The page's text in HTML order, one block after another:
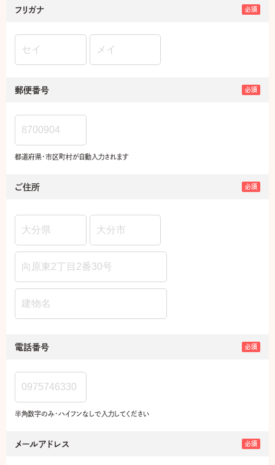
フリガナ 必須
郵便番号 必須
都道府県・市区町村が自動入力されます
ご住所 必須
電話番号 必須
半角数字のみ・ハイフンなしで入力してください
メールアドレス 必須